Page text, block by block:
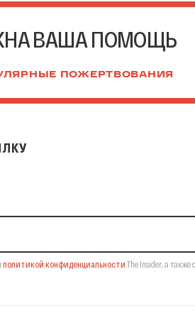
ВАША ПОМОЩЬ
ПОЖЕРТВОВАНИЯ
политикой конфиденциальности The Insider, а также